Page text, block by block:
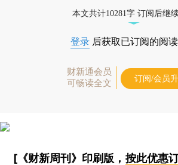
本文共计10281字 订阅后继
登录 后获取已订阅的阅
财新通会员
可畅读全文
订阅/会员
[《财新周刊》印刷版， 按此优惠